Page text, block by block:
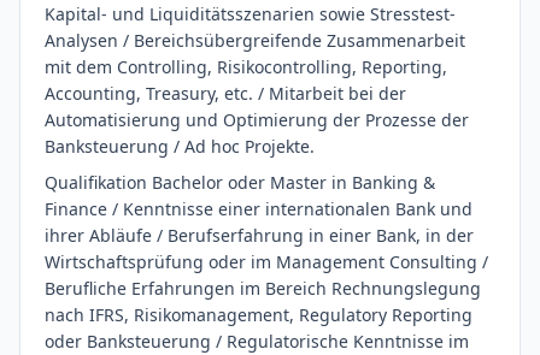
Kapital- und Liquiditätsszenarien sowie Stresstest-
Analysen / Bereichsübergreifende Zusammenarbeit
mit dem Controlling, Risikocontrolling, Reporting,
Accounting, Treasury, etc. / Mitarbeit bei der
Automatisierung und Optimierung der Prozesse der
Banksteuerung / Ad hoc Projekte.
Qualifikation Bachelor oder Master in Banking &
Finance / Kenntnisse einer internationalen Bank und
ihrer Abläufe / Berufserfahrung in einer Bank, in der
Wirtschaftsprüfung oder im Management Consulting /
Berufliche Erfahrungen im Bereich Rechnungslegung
nach IFRS, Risikomanagement, Regulatory Reporting
oder Banksteuerung / Regulatorische Kenntnisse im